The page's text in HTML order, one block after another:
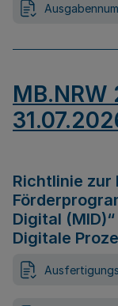
MB.NRW
Richtlinie zur
Digital
Digitale